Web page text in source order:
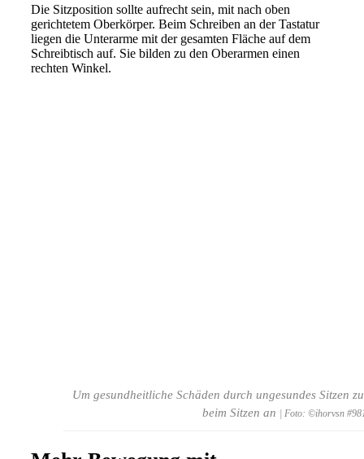
Die Sitzposition sollte aufrecht sein, mit nach oben
gerichtetem Oberkörper. Beim Schreiben an der Tastatur
liegen die Unterarme mit der gesamten Fläche auf dem
Schreibtisch auf. Sie bilden zu den Oberarmen einen
rechten Winkel.
Um gesundheitliche Schäden durch ungesundes Sitzen
beim Sitzen an | Foto: ©ihorvsn